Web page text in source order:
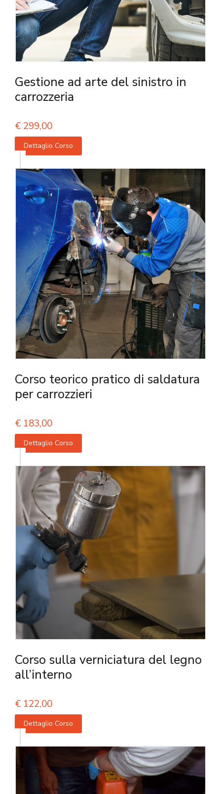
Gestione ad arte del sinistro in
carrozzeria
€ 299,00
Dettaglio Corso
Corso teorico pratico di saldatura
per carrozzieri
€ 183,00
Dettaglio Corso
Corso sulla verniciatura del legno
all’interno
€ 122,00
Dettaglio Corso